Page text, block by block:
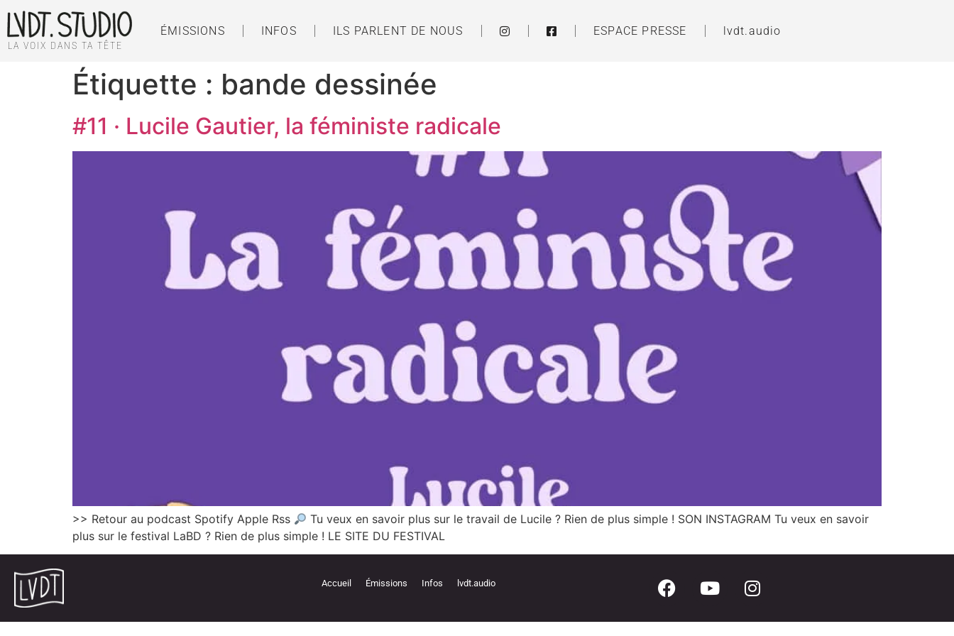
LA VOIX DANS TA TÊTE
ÉMISSIONS INFOS ILS PARLENT DE NOUS ESPACE PRESSE lvdt.audio
Étiquette : bande dessinée
#11 · Lucile Gautier, la féministe radicale
>> Retour au podcast Spotify Apple Rss
Tu veux en savoir plus sur le travail de Lucile ? Rien de plus simple ! SON INSTAGRAM Tu veux en savoir
plus sur le festival LaBD ? Rien de plus simple ! LE SITE DU FESTIVAL
Accueil Émissions Infos lvdt.audio